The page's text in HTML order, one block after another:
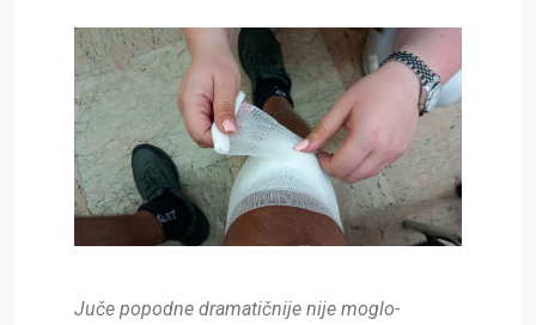
Juče popodne dramatičnije nije moglo-